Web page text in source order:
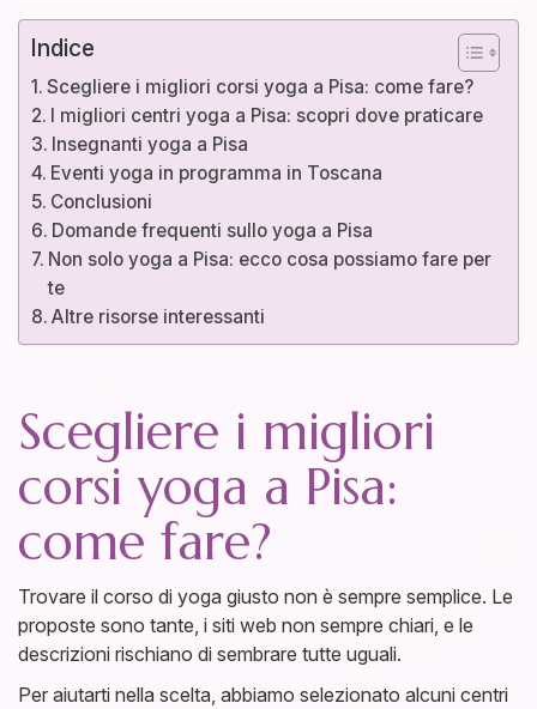
Indice
Scegliere i migliori corsi yoga a Pisa: come fare?
I migliori centri yoga a Pisa: scopri dove praticare
Insegnanti yoga a Pisa
Eventi yoga in programma in Toscana
Conclusioni
Domande frequenti sullo yoga a Pisa
Non solo yoga a Pisa: ecco cosa possiamo fare per
te
Altre risorse interessanti
Scegliere i migliori
corsi yoga a Pisa:
come fare?
Trovare il corso di yoga giusto non è sempre semplice. Le
proposte sono tante, i siti web non sempre chiari, e le
descrizioni rischiano di sembrare tutte uguali.
Per aiutarti nella scelta, abbiamo selezionato alcuni centri